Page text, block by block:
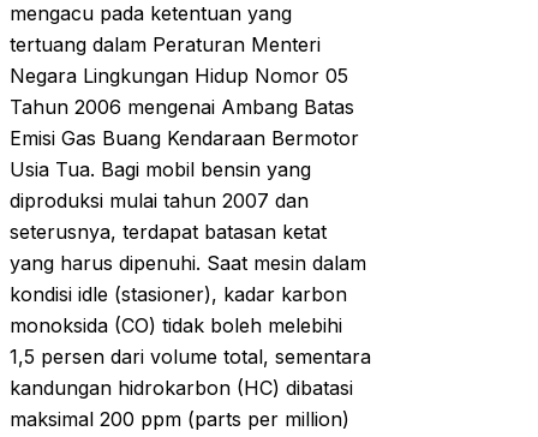
mengacu pada ketentuan yang
tertuang dalam Peraturan Menteri
Negara Lingkungan Hidup Nomor 05
Tahun 2006 mengenai Ambang Batas
Emisi Gas Buang Kendaraan Bermotor
Usia Tua. Bagi mobil bensin yang
diproduksi mulai tahun 2007 dan
seterusnya, terdapat batasan ketat
yang harus dipenuhi. Saat mesin dalam
kondisi idle (stasioner), kadar karbon
monoksida (CO) tidak boleh melebihi
1,5 persen dari volume total, sementara
kandungan hidrokarbon (HC) dibatasi
maksimal 200 ppm (parts per million)